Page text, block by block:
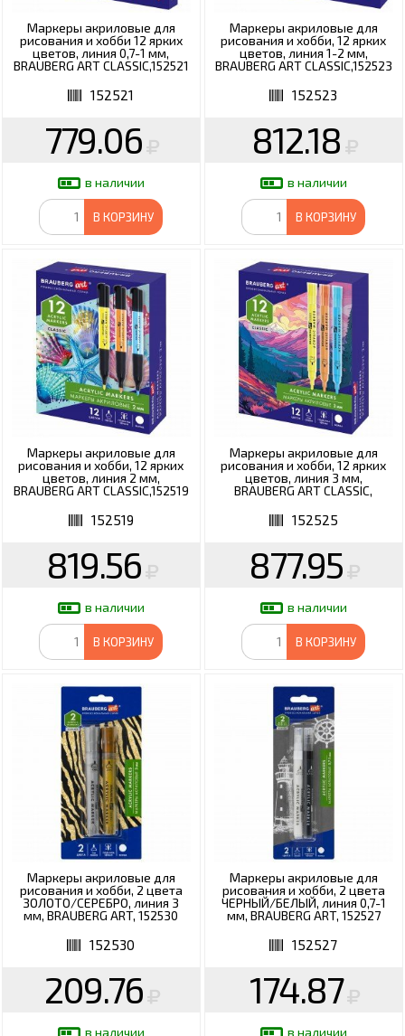
Маркеры акриловые для
рисования и хобби 12 ярких
цветов, линия 0,7-1 мм,
BRAUBERG ART CLASSIC,152521
152521
779.06
в наличии
В КОРЗИНУ
Маркеры акриловые для
рисования и хобби, 12 ярких
цветов, линия 1-2 мм,
BRAUBERG ART CLASSIC,152523
152523
812.18
в наличии
В КОРЗИНУ
Маркеры акриловые для
рисования и хобби, 12 ярких
цветов, линия 2 мм,
BRAUBERG ART CLASSIC,152519
152519
819.56
в наличии
В КОРЗИНУ
Маркеры акриловые для
рисования и хобби, 12 ярких
цветов, линия 3 мм,
BRAUBERG ART CLASSIC,
152525
877.95
в наличии
В КОРЗИНУ
Маркеры акриловые для
рисования и хобби, 2 цвета
ЗОЛОТО/СЕРЕБРО, линия 3
мм, BRAUBERG ART, 152530
152530
209.76
в наличии
Маркеры акриловые для
рисования и хобби, 2 цвета
ЧЕРНЫЙ/БЕЛЫЙ, линия 0,7-1
мм, BRAUBERG ART, 152527
152527
174.87
в наличии